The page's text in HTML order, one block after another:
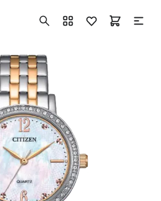
+7 ( 705 ) 181-42-50
info@vetervremeni.kz